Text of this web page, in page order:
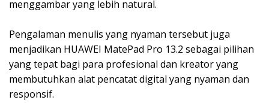
menggambar yang lebih natural.
Pengalaman menulis yang nyaman tersebut juga
menjadikan HUAWEI MatePad Pro 13.2 sebagai pilihan
yang tepat bagi para profesional dan kreator yang
membutuhkan alat pencatat digital yang nyaman dan
responsif.